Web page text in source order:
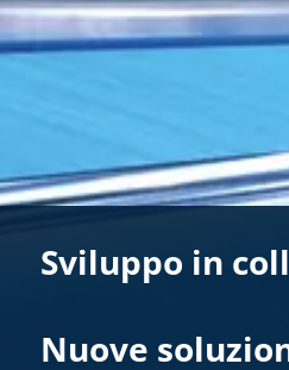
Sviluppo in
Nuove